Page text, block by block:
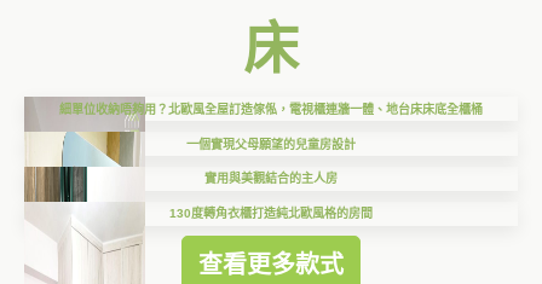
床
細單位收納唔夠用？北歐風全屋訂造傢俬，電視櫃連牆一體、地台床床底全櫃桶
一個實現父母願望的兒童房設計
實用與美觀結合的主人房
130度轉角衣櫃打造純北歐風格的房間
查看更多款式